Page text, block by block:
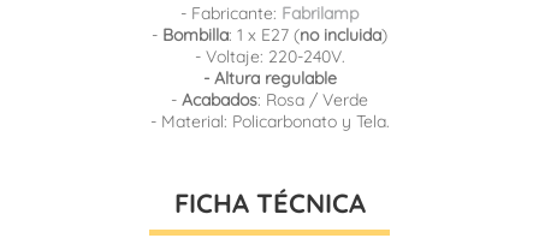
- Fabricante: Fabrilamp
- Bombilla: 1 x E27 (no incluida)
- Voltaje: 220-240V.
- Altura regulable
- Acabados: Rosa / Verde
- Material: Policarbonato y Tela.
FICHA TÉCNICA